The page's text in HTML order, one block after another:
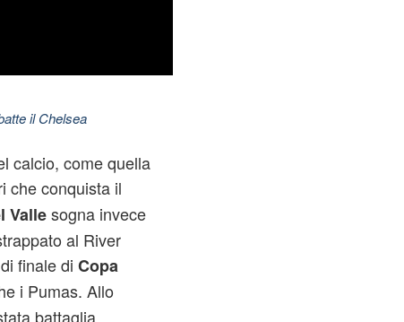
il Chelsea
calcio, come quella
che conquista il
Vallesogna invece
al River
finale di Copa
i Pumas. Allo
battaglia